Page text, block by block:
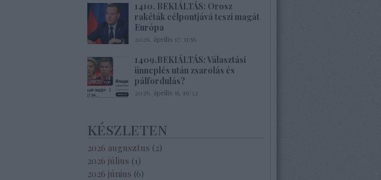
1410. BEKIÁLTÁS: Orosz
rakéták célpontjává teszi magát
Európa
2026. április 17. 11:56
1409.BEKIÁLTÁS: Választási
ünneplés után zsarolás és
pálfordulás?
2026. április 15. 19:32
készleten
2026 augusztus (2)
2026 július ( 1)
2026 június (6)